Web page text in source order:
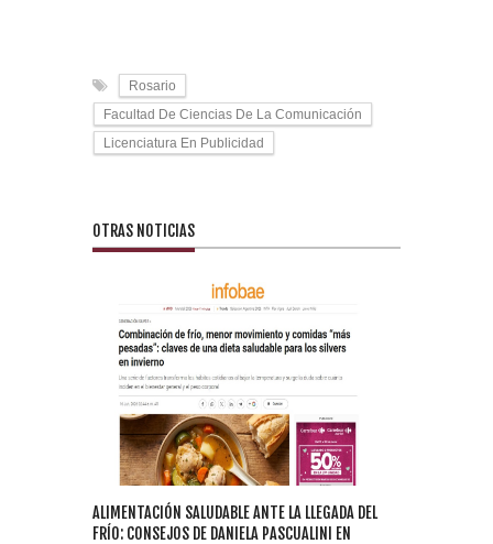
Rosario
Facultad De Ciencias De La Comunicación
Licenciatura En Publicidad
OTRAS NOTICIAS
ALIMENTACIÓN SALUDABLE ANTE LA LLEGADA DEL
FRÍO: CONSEJOS DE DANIELA PASCUALINI EN